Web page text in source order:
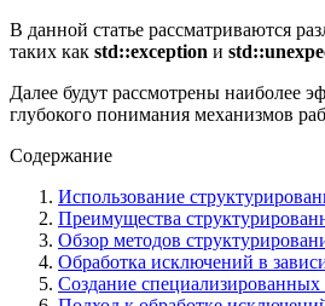
В данной статье рассматриваются
таких как std::exception и
Далее будут рассмотрены наиболее
глубокого понимания механизмов
Содержание
Использование
Преимущества
Обзор методов
Обработка исключений в
Создание специализированных